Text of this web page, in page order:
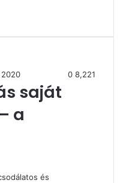
2020 0 8,221
saját
a
és